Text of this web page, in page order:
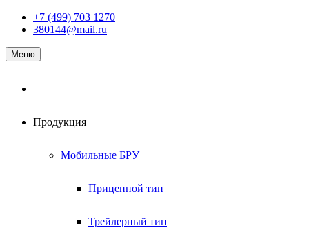
Наверх+7 (499) 703 1270
380144@mail.ru
Меню
Продукция
Мобильные БРУ
Прицепной тип
Трейлерный тип